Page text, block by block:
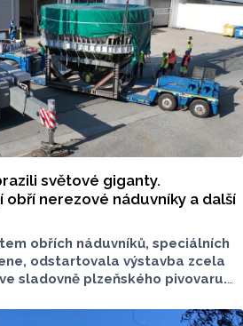
světové giganty.
obří nerezové náduvníky a další
obřích náduvníků, speciálních
odstartovala výstavba zcela
sladovně plzeňského pivovaru.
úterý 4. srpna úspěšně převézt